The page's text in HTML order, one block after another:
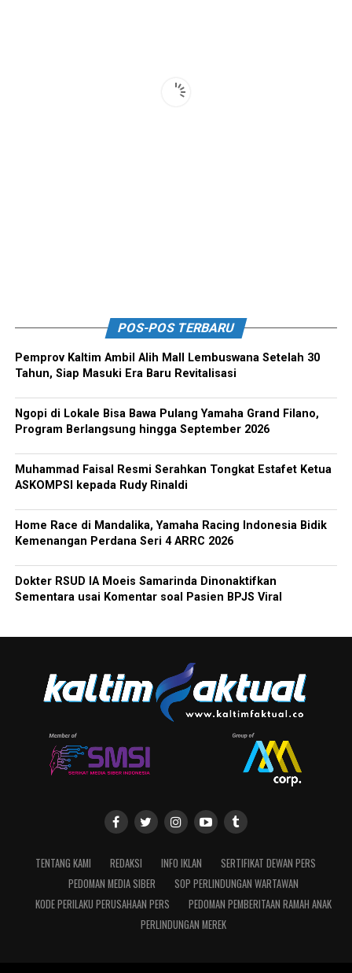
POS-POS TERBARU
Pemprov Kaltim Ambil Alih Mall Lembuswana Setelah 30
Tahun, Siap Masuki Era Baru Revitalisasi
Ngopi di Lokale Bisa Bawa Pulang Yamaha Grand Filano,
Program Berlangsung hingga September 2026
Muhammad Faisal Resmi Serahkan Tongkat Estafet Ketua
ASKOMPSI kepada Rudy Rinaldi
Home Race di Mandalika, Yamaha Racing Indonesia Bidik
Kemenangan Perdana Seri 4 ARRC 2026
Dokter RSUD IA Moeis Samarinda Dinonaktifkan
Sementara usai Komentar soal Pasien BPJS Viral
TENTANG KAMI REDAKSI INFO IKLAN
SERTIFIKAT DEWAN PERS
PEDOMAN MEDIA SIBER
SOP PERLINDUNGAN WARTAWAN
KODE PERILAKU PERUSAHAAN PERS
PEDOMAN PEMBERITAAN RAMAH ANAK
PERLINDUNGAN MEREK